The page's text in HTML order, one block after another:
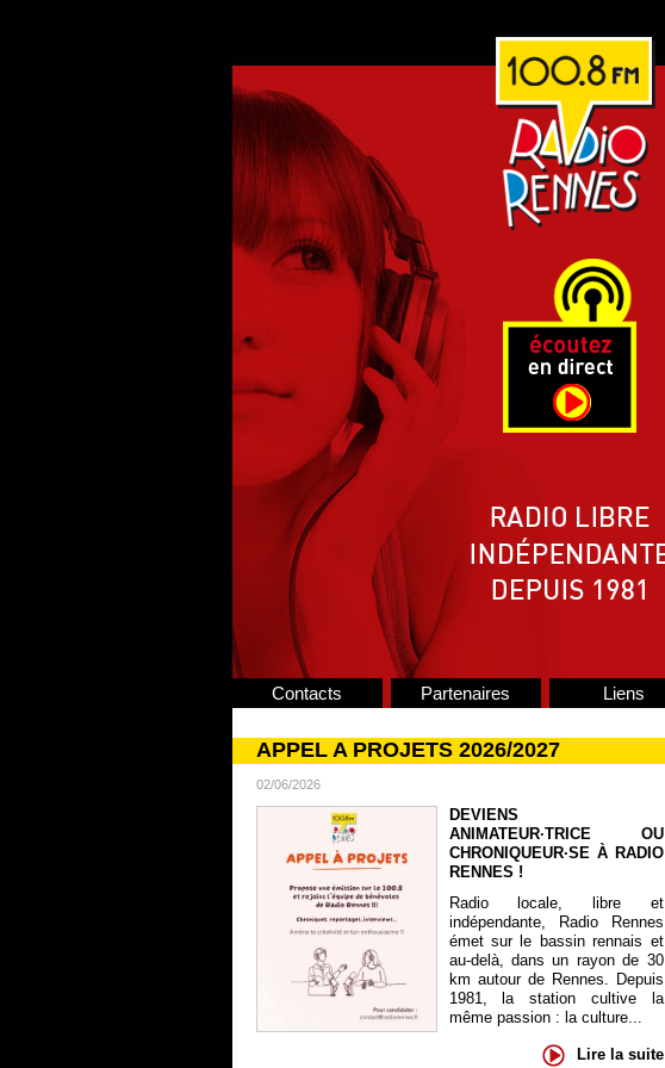
Contacts Partenaires Liens
APPEL A PROJETS 2026/2027
02/06/2026
DEVIENS
ANIMATEUR·TRICE OU
CHRONIQUEUR·SE À RADIO
RENNES !
Radio locale, libre et
indépendante, Radio Rennes
émet sur le bassin rennais et
au-delà, dans un rayon de 30
km autour de Rennes. Depuis
1981, la station cultive la
même passion : la culture...
Lire la suite